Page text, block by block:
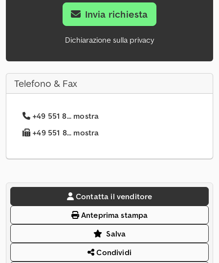
Invia richiesta
Dichiarazione sulla privacy
Telefono & Fax
+49 551 8... mostra
+49 551 8... mostra
Contatta il venditore
Anteprima stampa
Salva
Condividi